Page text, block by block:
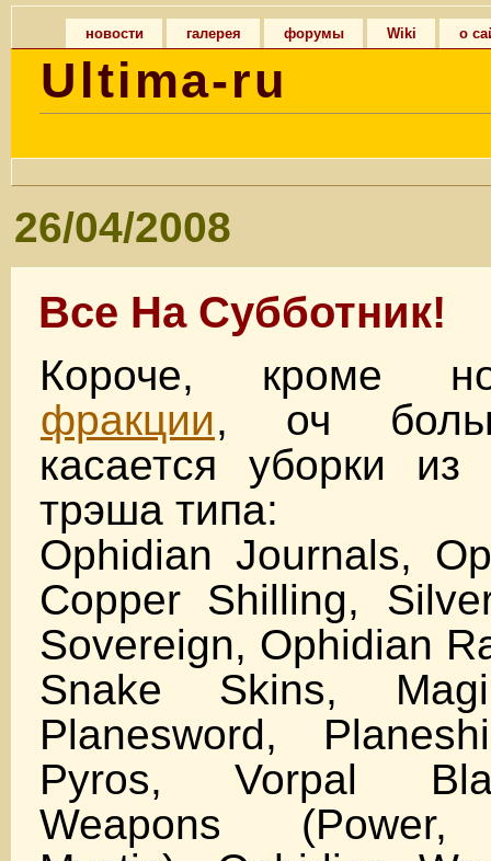
новости галерея форумы Wiki о
Ultima-ru
26/04/2008
Все На Субботник!
Короче, кроме
фракции, оч
касается уборки из
трэша типа:
Ophidian Journals,
Copper Shilling,
Sovereign, Ophidian
Snake Skins,
Planesword,
Pyros, Vorpal
Weapons (Power,